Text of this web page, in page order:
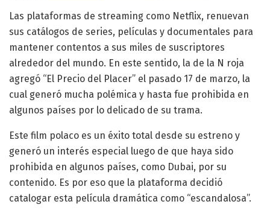
Las plataformas de streaming como Netflix, renuevan
sus catálogos de series, películas y documentales para
mantener contentos a sus miles de suscriptores
alrededor del mundo. En este sentido, la de la N roja
agregó “El Precio del Placer” el pasado 17 de marzo, la
cual generó mucha polémica y hasta fue prohibida en
algunos países por lo delicado de su trama.
Este film polaco es un éxito total desde su estreno y
generó un interés especial luego de que haya sido
prohibida en algunos países, como Dubai, por su
contenido. Es por eso que la plataforma decidió
catalogar esta película dramática como “escandalosa”.